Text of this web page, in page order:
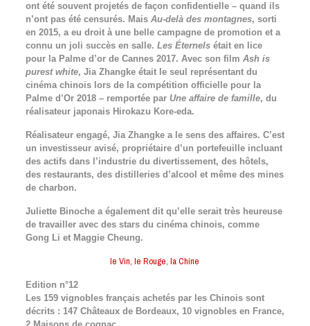
ont été souvent projetés de façon confidentielle – quand ils
n’ont pas été censurés. Mais Au-delà des montagnes, sorti
en 2015, a eu droit à une belle campagne de promotion et a
connu un joli succès en salle. Les Éternelsétait en lice
pour la Palme d’or de Cannes 2017. Avec son film Ash is
purest white, Jia Zhangke était le seul représentant du
cinéma chinois lors de la compétition officielle pour la
Palme d’Or 2018 – remportée par Une affaire de famille, du
réalisateur japonais Hirokazu Kore-eda.
Réalisateur engagé, Jia Zhangke a le sens des affaires. C’est
un investisseur avisé, propriétaire d’un portefeuille incluant
des actifs dans l’industrie du divertissement, des hôtels,
des restaurants, des distilleries d’alcool et même des mines
de charbon.
Juliette Binoche a également dit qu’elle serait très heureuse
de travailler avec des stars du cinéma chinois, comme
Gong Li et Maggie Cheung.
le Vin, le Rouge, la Chine
Edition n°12
Les 159 vignobles français achetés par les Chinois sont
décrits : 147 Châteaux de Bordeaux, 10 vignobles en France,